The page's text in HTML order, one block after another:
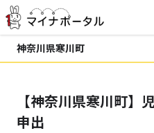
神奈川県寒川町
【神奈川県寒川町】
申出